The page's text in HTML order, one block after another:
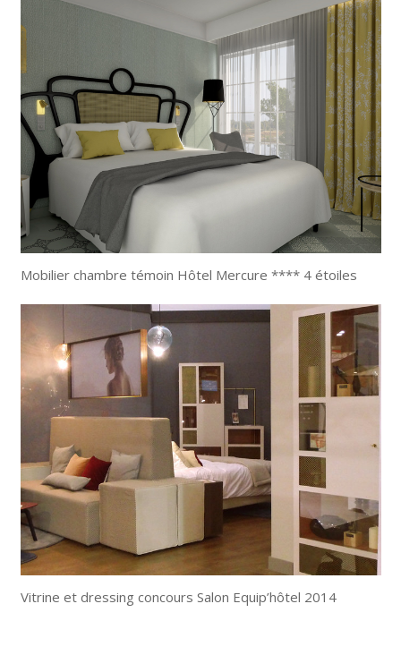
Mobilier chambre témoin Hôtel Mercure **** 4 étoiles
Vitrine et dressing concours Salon Equip’hôtel 2014